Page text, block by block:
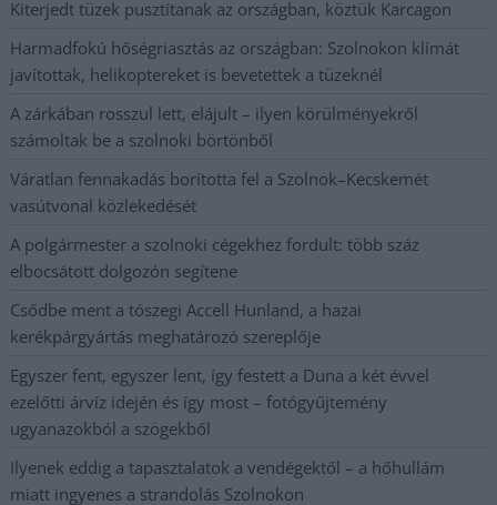
Kiterjedt tüzek pusztítanak az országban, köztük Karcagon
Harmadfokú hőségriasztás az országban: Szolnokon klímát
javítottak, helikoptereket is bevetettek a tüzeknél
A zárkában rosszul lett, elájult – ilyen körülményekről
számoltak be a szolnoki börtönből
Váratlan fennakadás borította fel a Szolnok–Kecskemét
vasútvonal közlekedését
A polgármester a szolnoki cégekhez fordult: több száz
elbocsátott dolgozón segítene
Csődbe ment a tószegi Accell Hunland, a hazai
kerékpárgyártás meghatározó szereplője
Egyszer fent, egyszer lent, így festett a Duna a két évvel
ezelőtti árvíz idején és így most – fotógyűjtemény
ugyanazokból a szögekből
Ilyenek eddig a tapasztalatok a vendégektől – a hőhullám
miatt ingyenes a strandolás Szolnokon